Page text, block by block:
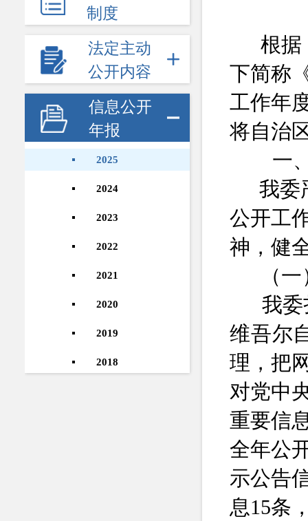
制度
法定主动
公开内容
信息公开
年报
2025
2024
2023
2022
2021
2020
2019
2018
根据
下简称
工作年
将自治
一
我委
公开工
神，健
（
我委
维吾尔
理，把
对党中
重要信
全年公
示公告
息15条